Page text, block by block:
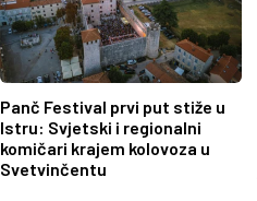
Panč Festival prvi put stiže u
Istru: Svjetski i regionalni
komičari krajem kolovoza u
Svetvinčentu